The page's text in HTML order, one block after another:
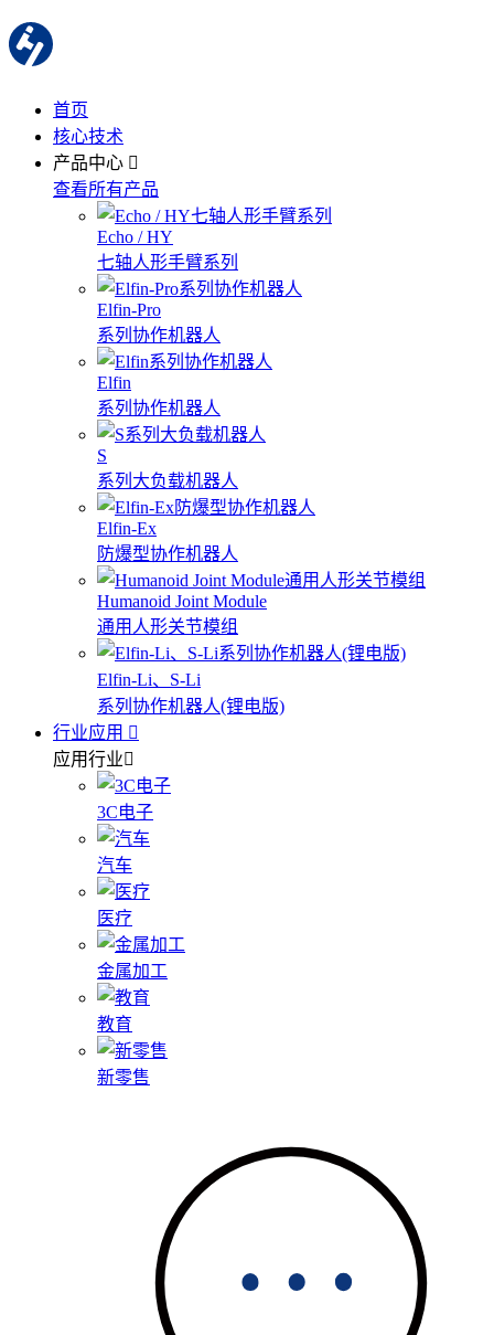
首页
核心技术
产品中心
查看所有产品
Echo / HY
七轴人形手臂系列
Elfin-Pro
系列协作机器人
Elfin
系列协作机器人
S
系列大负载机器人
Elfin-Ex
防爆型协作机器人
Humanoid Joint Module
通用人形关节模组
Elfin-Li、S-Li
系列协作机器人(锂电版)
行业应用
应用行业
3C电子
汽车
医疗
金属加工
教育
新零售